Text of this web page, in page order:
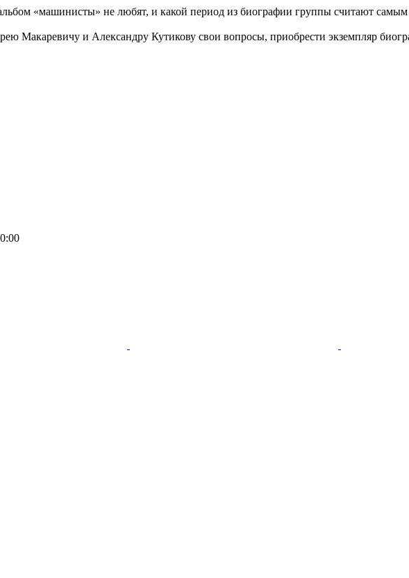
«машинисты» не любят, и какой период из биографии группы считают
Макаревичу и Александру Кутикову свои вопросы, приобрести экземпляр